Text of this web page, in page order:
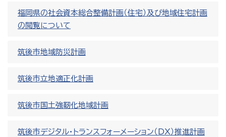
福岡県の社会資本総合整備計画（住宅）及び地域住宅計画
の閲覧について
筑後市地域防災計画
筑後市立地適正化計画
筑後市国土強靭化地域計画
筑後市デジタル・トランスフォーメーション（DX）推進計画